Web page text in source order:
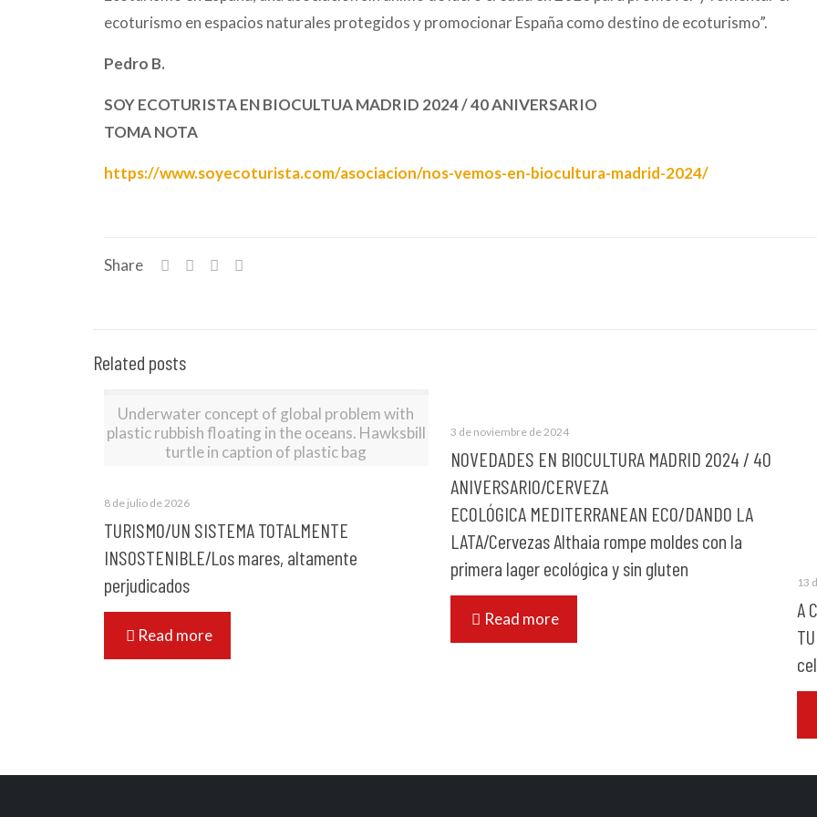
ecoturismo en espacios naturales protegidos y promocionar España como destino de ecoturismo”.
Pedro B.
SOY ECOTURISTA EN BIOCULTUA MADRID 2024 / 40 ANIVERSARIO
TOMA NOTA
https://www.soyecoturista.com/asociacion/nos-vemos-en-biocultura-madrid-2024/
Share
Related posts
Underwater concept of global problem with
plastic rubbish floating in the oceans. Hawksbill
turtle in caption of plastic bag
8 de julio de 2026
TURISMO/UN SISTEMA TOTALMENTE
INSOSTENIBLE/Los mares, altamente
perjudicados
Read more
3 de noviembre de 2024
NOVEDADES EN BIOCULTURA MADRID 2024 / 40
ANIVERSARIO/CERVEZA
ECOLÓGICA MEDITERRANEAN ECO/DANDO LA
LATA/Cervezas Althaia rompe moldes con la
primera lager ecológica y sin gluten
Read more
13
A